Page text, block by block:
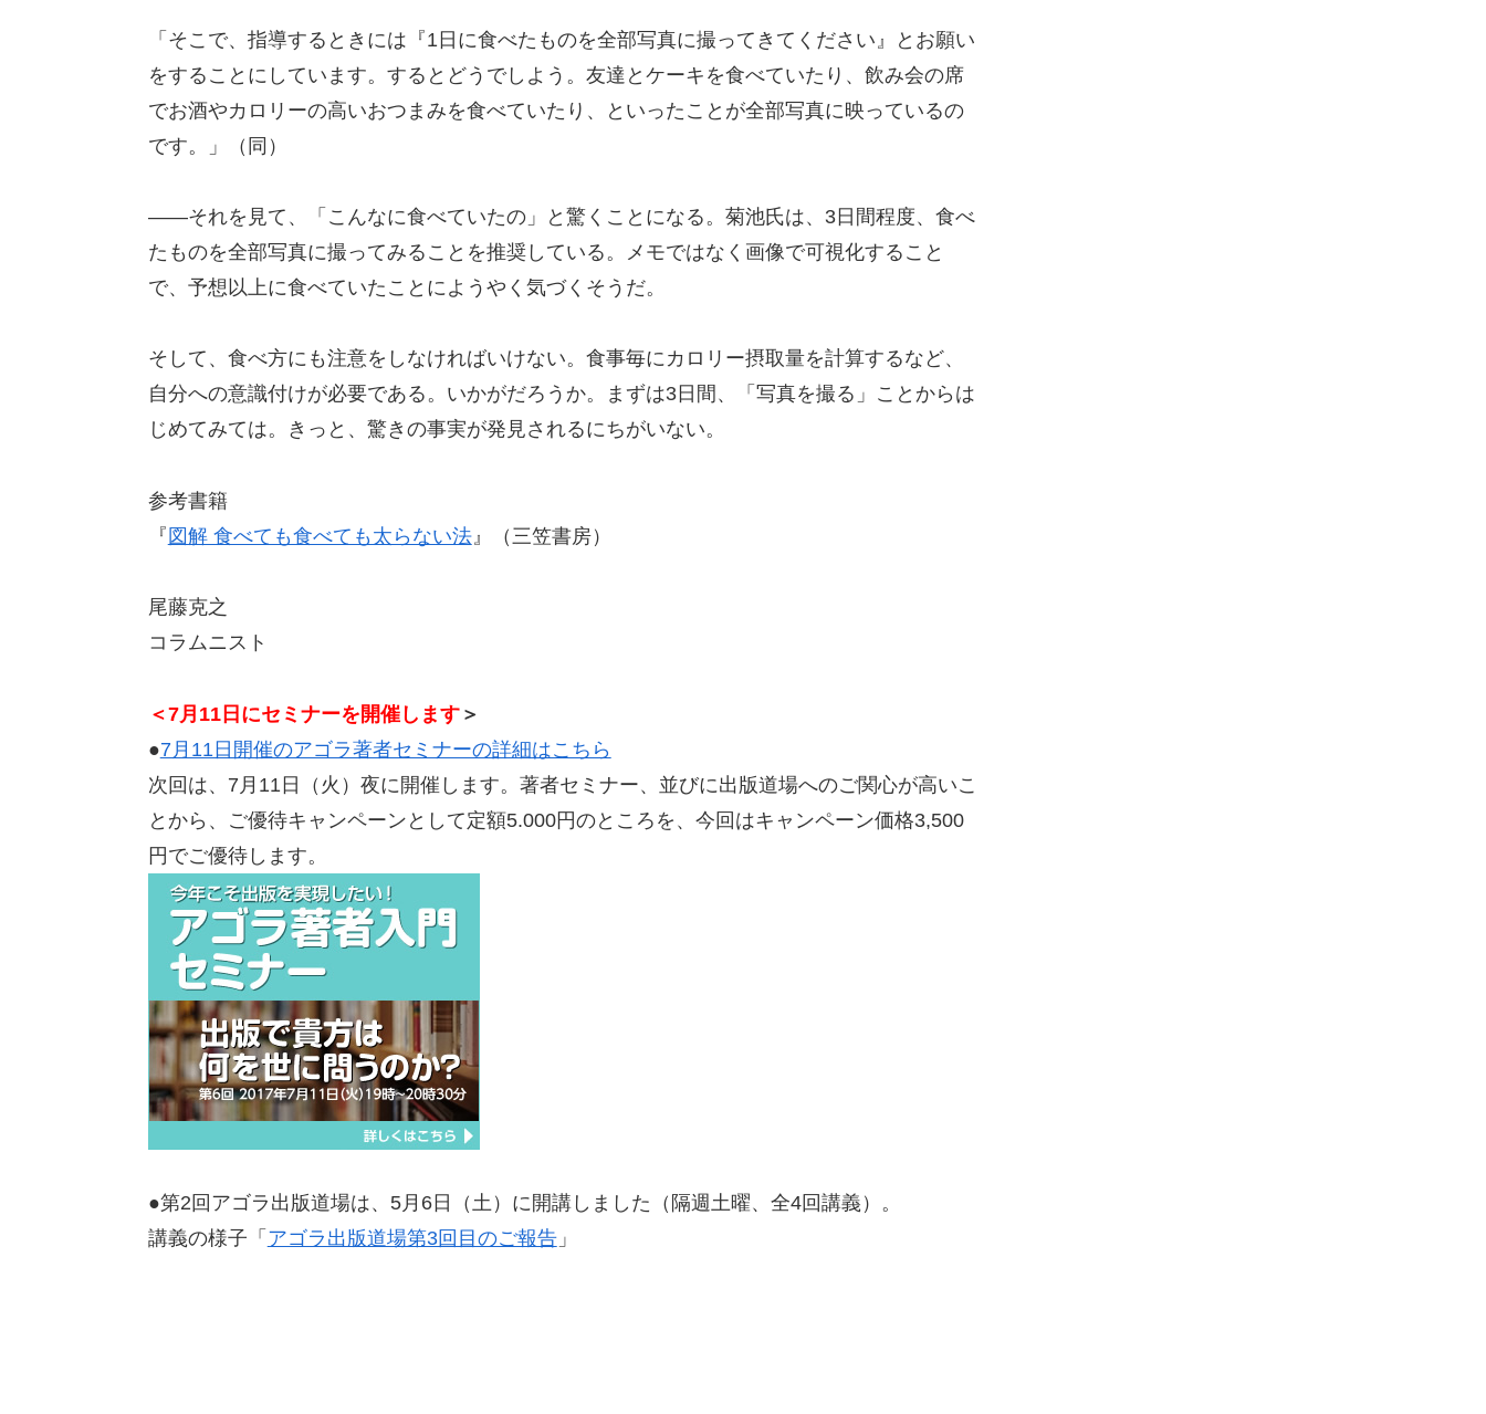
「そこで、指導するときには『1日に食べたものを全部写真に撮ってきてください』とお願い
をすることにしています。するとどうでしよう。友達とケーキを食べていたり、飲み会の席
でお酒やカロリーの高いおつまみを食べていたり、といったことが全部写真に映っているの
です。」（同）
――それを見て、「こんなに食べていたの」と驚くことになる。菊池氏は、3日間程度、食べ
たものを全部写真に撮ってみることを推奨している。メモではなく画像で可視化すること
で、予想以上に食べていたことにようやく気づくそうだ。
そして、食べ方にも注意をしなければいけない。食事毎にカロリー摂取量を計算するなど、
自分への意識付けが必要である。いかがだろうか。まずは3日間、「写真を撮る」ことからは
じめてみては。きっと、驚きの事実が発見されるにちがいない。
参考書籍
『 図解 食べても食べても太らない法』（三笠書房）
尾藤克之
コラムニスト
＜7月11日にセミナーを開催します＞
●7月11日開催のアゴラ著者セミナーの詳細はこちら
次回は、7月11日（火）夜に開催します。著者セミナー、並びに出版道場へのご関心が高いこ
とから、ご優待キャンペーンとして定額5.000円のところを、今回はキャンペーン価格3,500
円でご優待します。
●第2回アゴラ出版道場は、5月6日（土）に開講しました（隔週土曜、全4回講義）。
講義の様子「 アゴラ出版道場第3回目のご報告」